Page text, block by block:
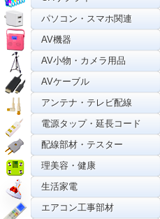
パソコン・スマホ関連
AV機器
AV小物・カメラ用品
AVケーブル
アンテナ・テレビ配線
電源タップ・延長コード
配線部材・テスター
理美容・健康
生活家電
エアコン工事部材